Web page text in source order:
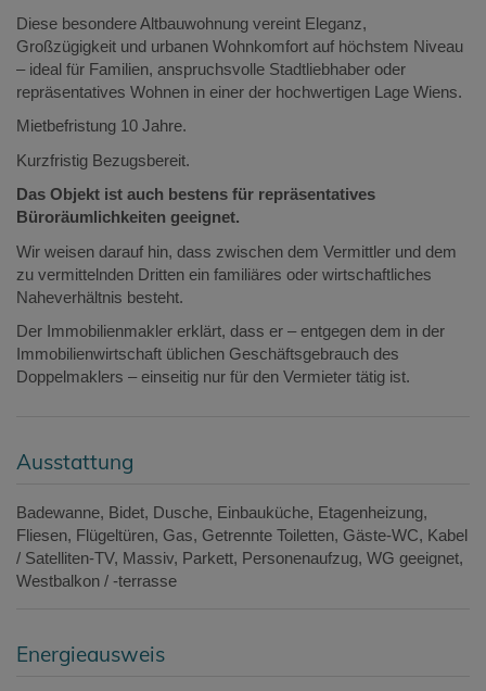
Diese besondere Altbauwohnung vereint Eleganz,
Großzügigkeit und urbanen Wohnkomfort auf höchstem Niveau
– ideal für Familien, anspruchsvolle Stadtliebhaber oder
repräsentatives Wohnen in einer der hochwertigen Lage Wiens.
Mietbefristung 10 Jahre.
Kurzfristig Bezugsbereit.
Das Objekt ist auch bestens für repräsentatives
Büroräumlichkeiten geeignet.
Wir weisen darauf hin, dass zwischen dem Vermittler und dem
zu vermittelnden Dritten ein familiäres oder wirtschaftliches
Naheverhältnis besteht.
Der Immobilienmakler erklärt, dass er – entgegen dem in der
Immobilienwirtschaft üblichen Geschäftsgebrauch des
Doppelmaklers – einseitig nur für den Vermieter tätig ist.
Ausstattung
Badewanne Bidet Dusche Einbauküche Etagenheizung
Fliesen Flügeltüren Gas Getrennte Toiletten Gäste-WC Kabel
/ Satelliten-TV Massiv Parkett Personenaufzug WG geeignet
Westbalkon / -terrasse
Energieausweis